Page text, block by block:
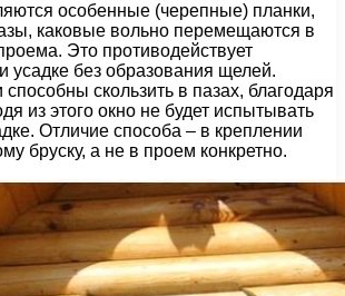
особенные (черепные) планки,
каковые вольно перемещаются в
Это противодействует
усадке без образования щелей.
скользить в пазах, благодаря
из этого окно не будет испытывать
Отличие способа – в креплении
бруску, а не в проем конкретно.